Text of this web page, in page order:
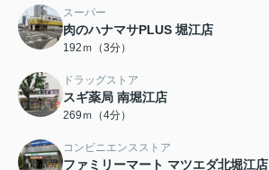
スーパー
肉のハナマサPLUS 堀江店
192ｍ（3分）
ドラッグストア
スギ薬局 南堀江店
269ｍ（4分）
コンビニエンスストア
ファミリーマート マツエダ北堀江店